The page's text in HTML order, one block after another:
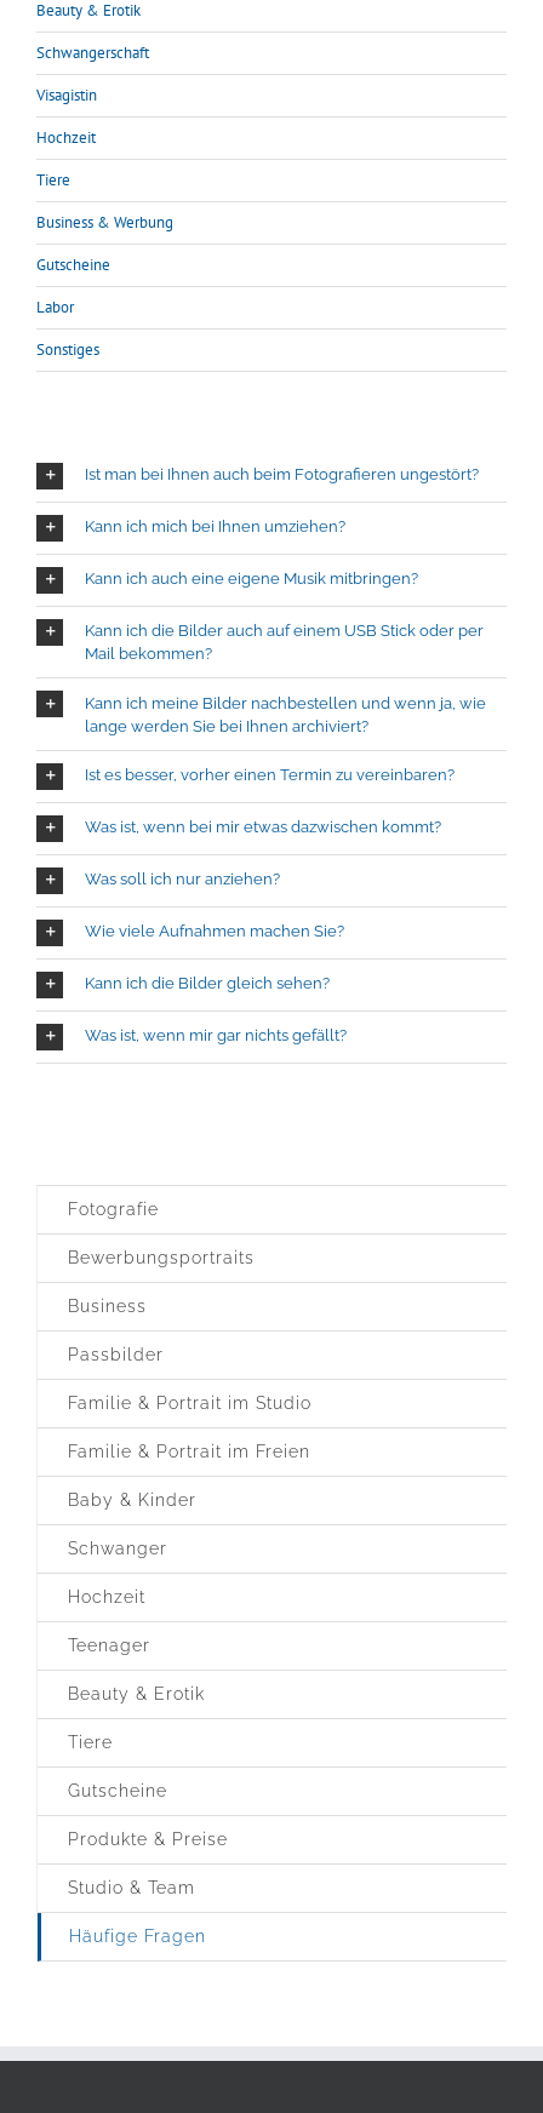
Beauty & Erotik
Schwangerschaft
Visagistin
Hochzeit
Tiere
Business & Werbung
Gutscheine
Labor
Sonstiges
Ist man bei Ihnen auch beim Fotografieren ungestört?
Kann ich mich bei Ihnen umziehen?
Kann ich auch eine eigene Musik mitbringen?
Kann ich die Bilder auch auf einem USB Stick oder per
Mail bekommen?
Kann ich meine Bilder nachbestellen und wenn ja, wie
lange werden Sie bei Ihnen archiviert?
Ist es besser, vorher einen Termin zu vereinbaren?
Was ist, wenn bei mir etwas dazwischen kommt?
Was soll ich nur anziehen?
Wie viele Aufnahmen machen Sie?
Kann ich die Bilder gleich sehen?
Was ist, wenn mir gar nichts gefällt?
Fotografie
Bewerbungsportraits
Business
Passbilder
Familie & Portrait im Studio
Familie & Portrait im Freien
Baby & Kinder
Schwanger
Hochzeit
Teenager
Beauty & Erotik
Tiere
Gutscheine
Produkte & Preise
Studio & Team
Häufige Fragen